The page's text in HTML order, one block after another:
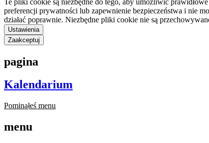
preferencji prywatności lub zapewnienie bezpieczeństwa i nie
działać poprawnie. Niezbędne pliki cookie nie są
Ustawienia
Zaakceptuj
pagina
Kalendarium
Pominąłeś menu
menu